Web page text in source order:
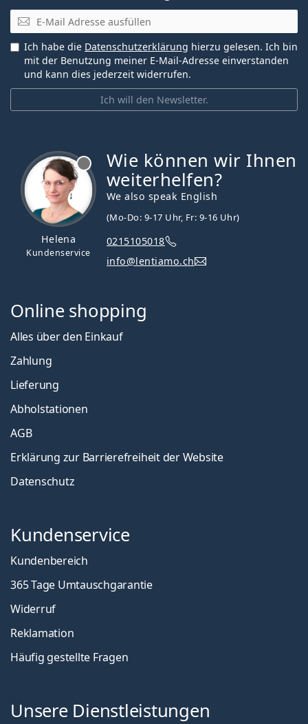
E-Mail
Ich will den Newsletter.
Ich habe die Datenschutzerklärung hierzu gelesen. Ich bin
mit der Benutzung meiner E-Mail-Adresse einverstanden
und kann dies jederzeit widerrufen.
Helena
Kundenservice
Wie können wir Ihnen
weiterhelfen?
We also speak English
(Mo-Do: 9-17 Uhr, Fr: 9-16 Uhr)
0215105018
info@lentiamo.ch
Online shopping
Alles über den Einkauf
Zahlung
Lieferung
Abholstationen
AGB
Erklärung zur Barrierefreiheit der Website
Datenschutz
Kundenservice
Kundenbereich
365 Tage Umtauschgarantie
Widerruf
Reklamation
Häufig gestellte Fragen
Unsere Dienstleistungen